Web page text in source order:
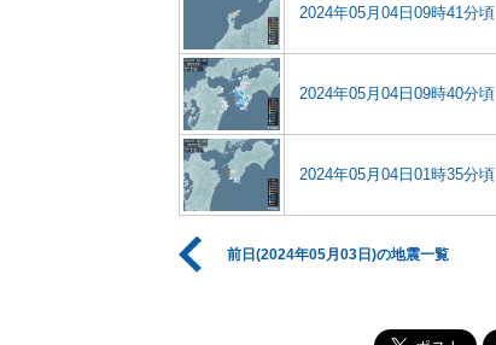
2024年05月04日09時41分頃
2024年05月04日09時40分頃
2024年05月04日01時35分頃
前日(2024年05月03日)の地震一覧